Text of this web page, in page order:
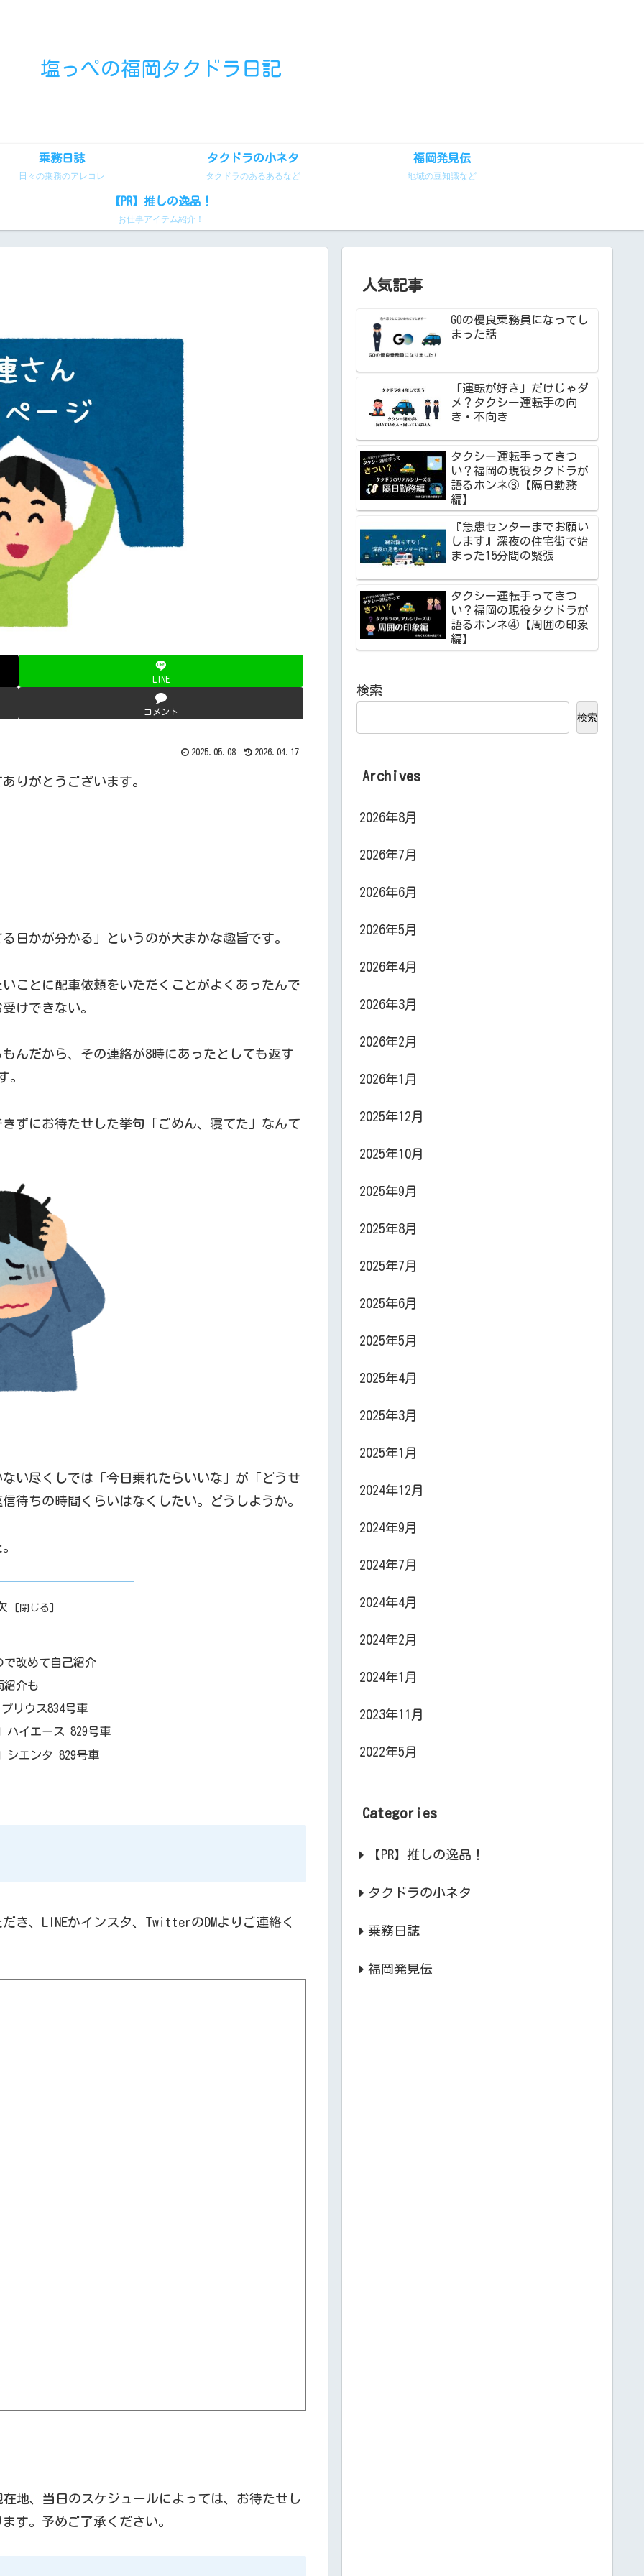
塩っぺの福岡タクドラ日記
乗務日誌
日々の乗務のアレコレ
タクドラの小ネタ
タクドラのあるあるなど
福岡発見伝
地域の豆知識など
【PR】推しの逸品！
お仕事アイテム紹介！
LINE
コメント
2025.05.08 2026.04.17
りがとうございます。
日かが分かる」というのが大まかな趣旨です。
ことに配車依頼をいただくことがよくあったんで
けできない。
んだから、その連絡が8時にあったとしても返す
。
ずにお待たせした挙句「ごめん、寝てた」なんて
い尽くしでは「今日乗れたらいいな」が「どうせ
待ちの時間くらいはなくしたい。どうしようか。
で改めて自己紹介
紹介も
リウス834号車
ハイエース 829号車
シエンタ 829号車
き、LINEかインスタ、TwitterのDMよりご連絡く
地、当日のスケジュールによっては、お待たせし
す。予めご了承ください。
人気記事
GOの優良乗務員になってし
まった話
「運転が好き」だけじゃダ
メ？タクシー運転手の向
き・不向き
タクシー運転手ってきつ
い？福岡の現役タクドラが
語るホンネ③【隔日勤務
編】
『急患センターまでお願い
します』深夜の住宅街で始
まった15分間の緊張
タクシー運転手ってきつ
い？福岡の現役タクドラが
語るホンネ④【周囲の印象
編】
検索
検索
Archives
2026年8月
2026年7月
2026年6月
2026年5月
2026年4月
2026年3月
2026年2月
2026年1月
2025年12月
2025年10月
2025年9月
2025年8月
2025年7月
2025年6月
2025年5月
2025年4月
2025年3月
2025年1月
2024年12月
2024年9月
2024年7月
2024年4月
2024年2月
2024年1月
2023年11月
2022年5月
Categories
【PR】推しの逸品！
タクドラの小ネタ
乗務日誌
福岡発見伝